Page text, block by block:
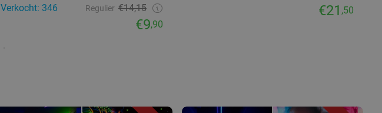
Verkocht: 346
Regulier €14,15
€9,90
€21 ,50